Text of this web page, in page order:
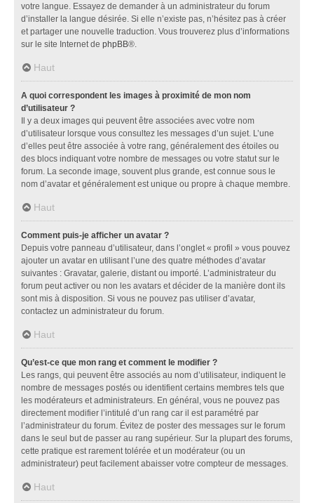
votre langue. Essayez de demander à un administrateur du forum
d’installer la langue désirée. Si elle n’existe pas, n’hésitez pas à créer
et partager une nouvelle traduction. Vous trouverez plus d’informations
sur le site Internet de phpBB®.
Haut
A quoi correspondent les images à proximité de mon nom
d’utilisateur ?
Il y a deux images qui peuvent être associées avec votre nom
d’utilisateur lorsque vous consultez les messages d’un sujet. L’une
d’elles peut être associée à votre rang, généralement des étoiles ou
des blocs indiquant votre nombre de messages ou votre statut sur le
forum. La seconde image, souvent plus grande, est connue sous le
nom d’avatar et généralement est unique ou propre à chaque membre.
Haut
Comment puis-je afficher un avatar ?
Depuis votre panneau d’utilisateur, dans l’onglet « profil » vous pouvez
ajouter un avatar en utilisant l’une des quatre méthodes d’avatar
suivantes : Gravatar, galerie, distant ou importé. L’administrateur du
forum peut activer ou non les avatars et décider de la manière dont ils
sont mis à disposition. Si vous ne pouvez pas utiliser d’avatar,
contactez un administrateur du forum.
Haut
Qu’est-ce que mon rang et comment le modifier ?
Les rangs, qui peuvent être associés au nom d’utilisateur, indiquent le
nombre de messages postés ou identifient certains membres tels que
les modérateurs et administrateurs. En général, vous ne pouvez pas
directement modifier l’intitulé d’un rang car il est paramétré par
l’administrateur du forum. Évitez de poster des messages sur le forum
dans le seul but de passer au rang supérieur. Sur la plupart des forums,
cette pratique est rarement tolérée et un modérateur (ou un
administrateur) peut facilement abaisser votre compteur de messages.
Haut